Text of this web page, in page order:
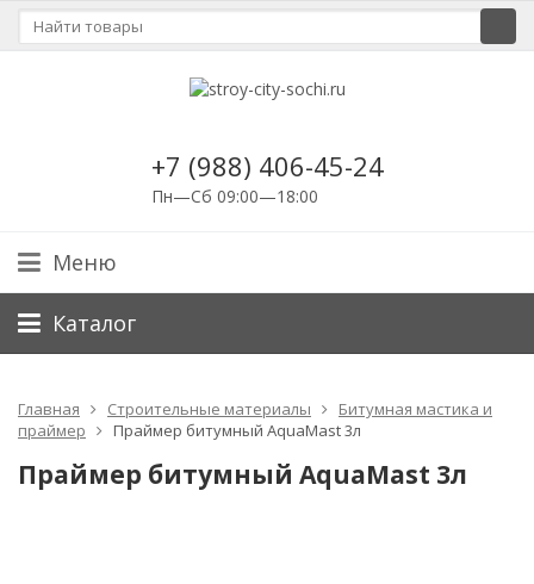
+7 (988) 406-45-24
Пн—Сб 09:00—18:00
Меню
Каталог
Главная Строительные материалы
Битумная мастика и
праймер
Праймер битумный AquaMast 3л
Праймер битумный AquaMast 3л